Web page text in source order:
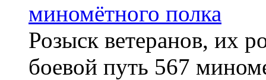
миномётного полка
Розыск ветеранов, их
боевой путь 567